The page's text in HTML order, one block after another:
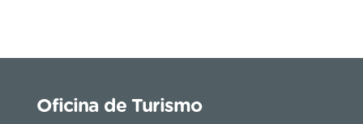
Oficina de Turismo